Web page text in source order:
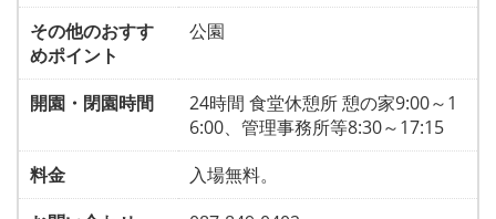
その他のおすす
めポイント
公園
開園・閉園時間
24時間 食堂休憩所 憩の家9:00～1
6:00、管理事務所等8:30～17:15
料金
入場無料。